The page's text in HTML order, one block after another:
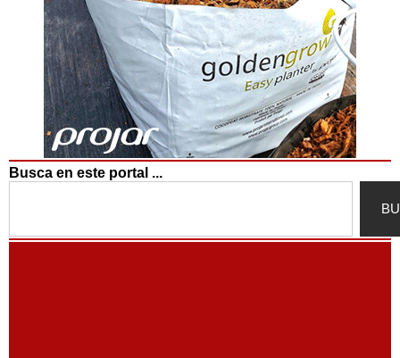
Busca en este portal ...